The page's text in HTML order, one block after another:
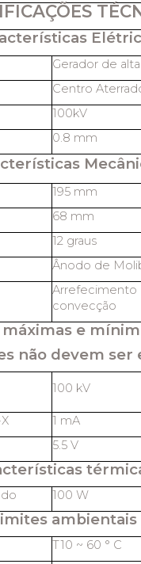
Gerador de
Centro
100kV
0.8 mm
195 mm
68 mm
12 graus
Ânodo de
Arrefecimento
convecção
máximas e
não devem ser
100 kV
1 mA
5.5 V
100 W
ambientais
T10 ~ 60 ° C